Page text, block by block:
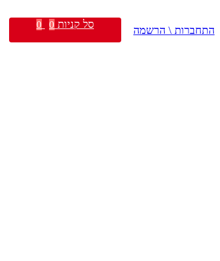
התחברות \ הרשמה סל קניות 0
0